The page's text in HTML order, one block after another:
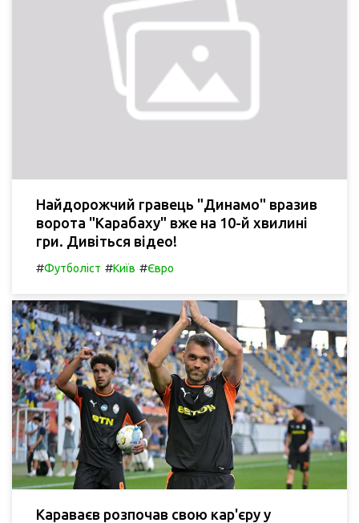
Найдорожчий гравець "Динамо" вразив
ворота "Карабаху" вже на 10-й хвилині
гри. Дивіться відео!
#Футболіст #Київ #Євро
Караваєв розпочав свою кар'єру у